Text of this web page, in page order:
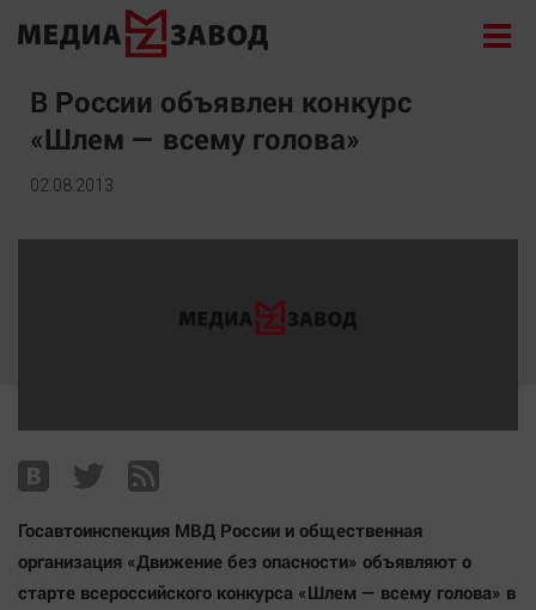
Новости
Экономика
Происшествия
Поиск
Наша победа
Общество
В России объявлен конкурс
«Шлем — всему голова»
02.08.2013
Госавтоинспекция МВД России и общественная
организация «Движение без опасности» объявляют о
старте всероссийского конкурса «Шлем — всему голова» в